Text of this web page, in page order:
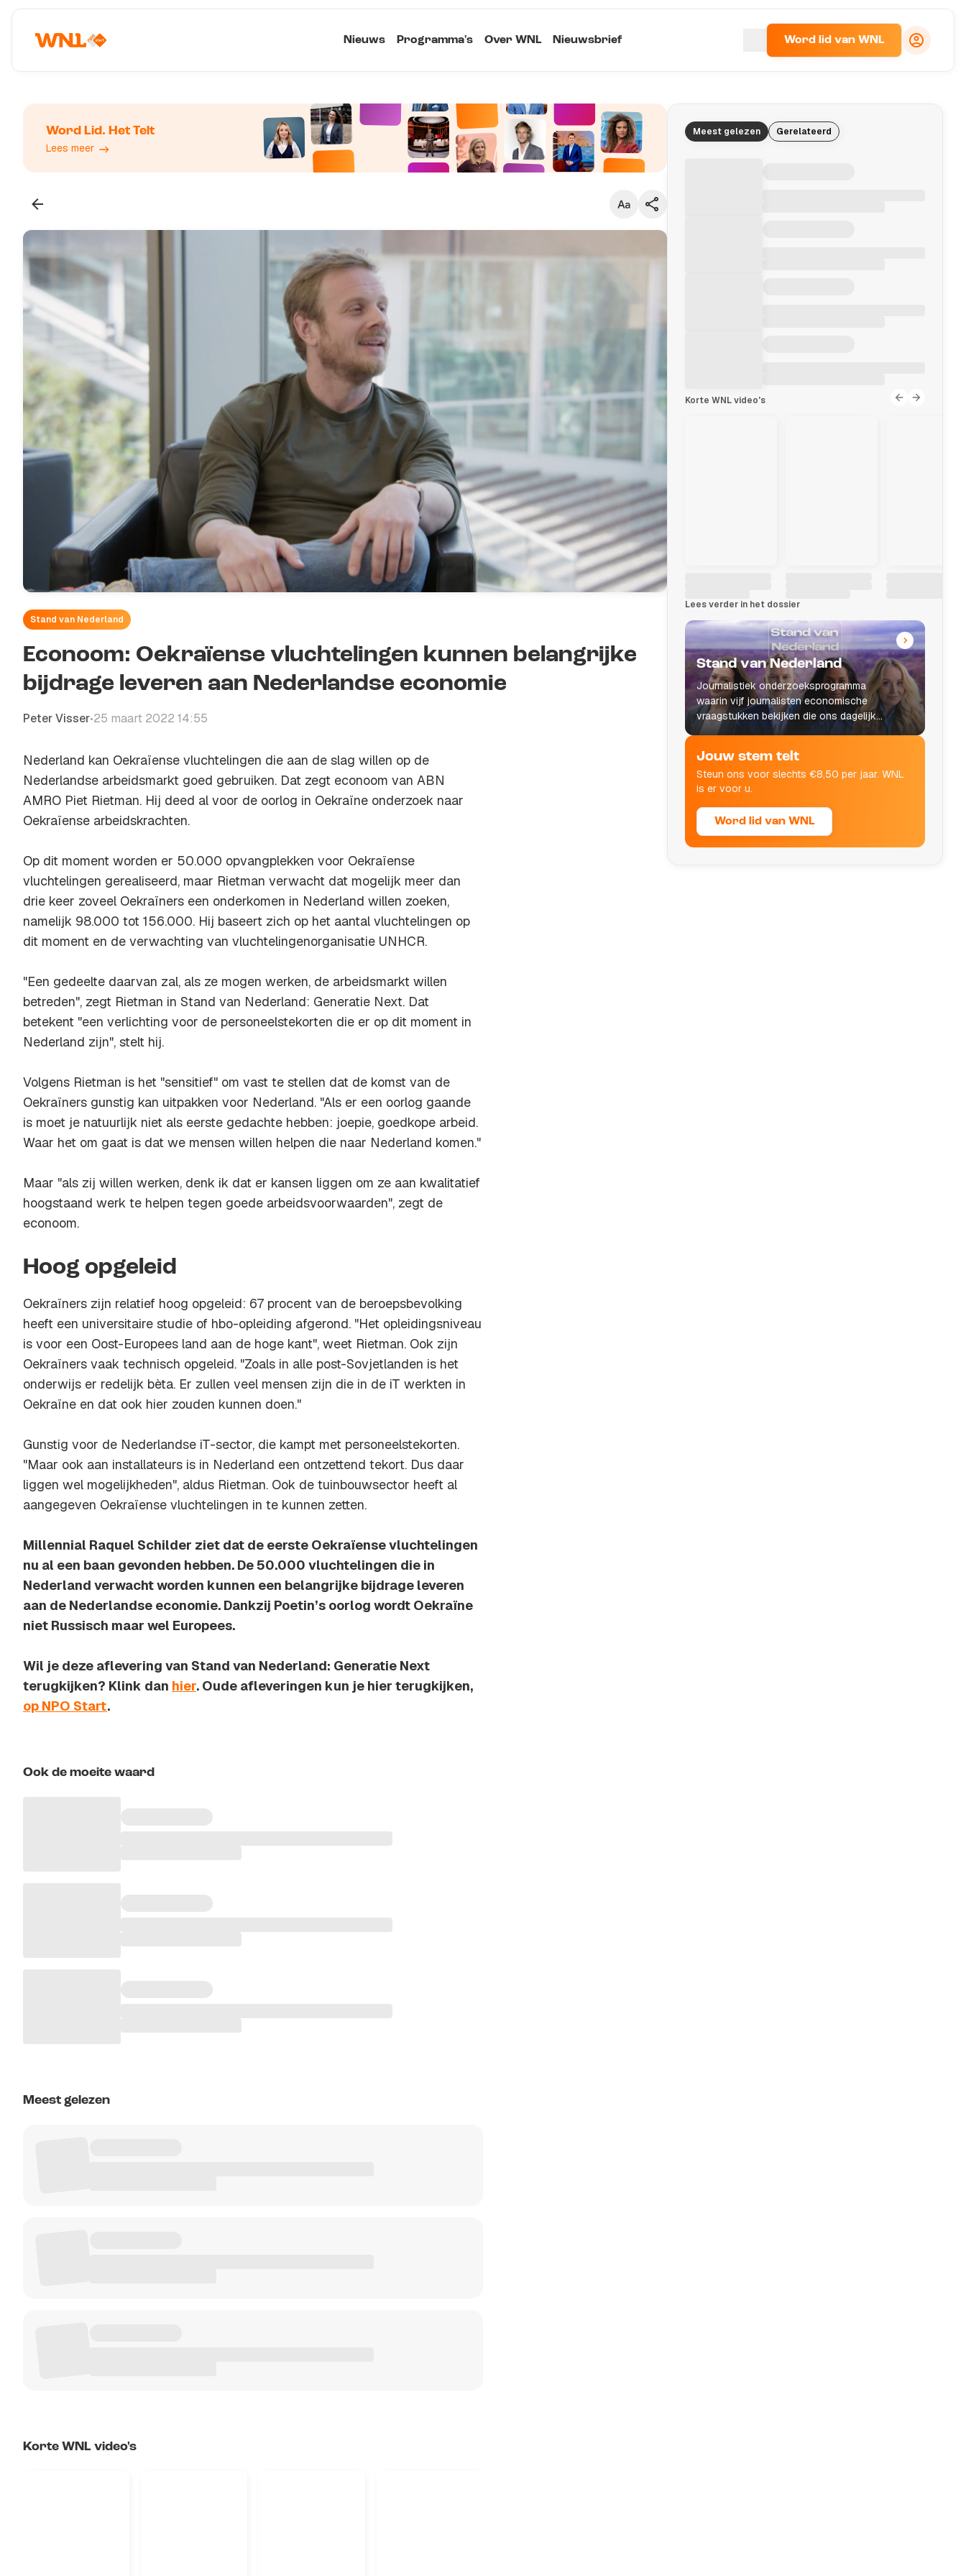
Nieuws Programma's Over WNL Nieuwsbrief Word lid van WNL
Word Lid. Het Telt
Lees meer
Stand van Nederland
Econoom: Oekraïense vluchtelingen kunnen belangrijke
bijdrage leveren aan Nederlandse economie
Peter Visser•25 maart 2022 14:55
Nederland kan Oekraïense vluchtelingen die aan de slag willen op de
Nederlandse arbeidsmarkt goed gebruiken. Dat zegt econoom van ABN
AMRO Piet Rietman. Hij deed al voor de oorlog in Oekraïne onderzoek naar
Oekraïense arbeidskrachten.
Op dit moment worden er 50.000 opvangplekken voor Oekraïense
vluchtelingen gerealiseerd, maar Rietman verwacht dat mogelijk meer dan
drie keer zoveel Oekraïners een onderkomen in Nederland willen zoeken,
namelijk 98.000 tot 156.000. Hij baseert zich op het aantal vluchtelingen op
dit moment en de verwachting van vluchtelingenorganisatie UNHCR.
"Een gedeelte daarvan zal, als ze mogen werken, de arbeidsmarkt willen
betreden", zegt Rietman in Stand van Nederland: Generatie Next. Dat
betekent "een verlichting voor de personeelstekorten die er op dit moment in
Nederland zijn", stelt hij.
Volgens Rietman is het "sensitief" om vast te stellen dat de komst van de
Oekraïners gunstig kan uitpakken voor Nederland. "Als er een oorlog gaande
is moet je natuurlijk niet als eerste gedachte hebben: joepie, goedkope arbeid.
Waar het om gaat is dat we mensen willen helpen die naar Nederland komen."
Maar "als zij willen werken, denk ik dat er kansen liggen om ze aan kwalitatief
hoogstaand werk te helpen tegen goede arbeidsvoorwaarden", zegt de
econoom.
Hoog opgeleid
Oekraïners zijn relatief hoog opgeleid: 67 procent van de beroepsbevolking
heeft een universitaire studie of hbo-opleiding afgerond. "Het opleidingsniveau
is voor een Oost-Europees land aan de hoge kant", weet Rietman. Ook zijn
Oekraïners vaak technisch opgeleid. "Zoals in alle post-Sovjetlanden is het
onderwijs er redelijk bèta. Er zullen veel mensen zijn die in de iT werkten in
Oekraïne en dat ook hier zouden kunnen doen."
Gunstig voor de Nederlandse iT-sector, die kampt met personeelstekorten.
"Maar ook aan installateurs is in Nederland een ontzettend tekort. Dus daar
liggen wel mogelijkheden", aldus Rietman. Ook de tuinbouwsector heeft al
aangegeven Oekraïense vluchtelingen in te kunnen zetten.
Millennial Raquel Schilder ziet dat de eerste Oekraïense vluchtelingen
nu al een baan gevonden hebben. De 50.000 vluchtelingen die in
Nederland verwacht worden kunnen een belangrijke bijdrage leveren
aan de Nederlandse economie. Dankzij Poetin’s oorlog wordt Oekraïne
niet Russisch maar wel Europees.
Wil je deze aflevering van Stand van Nederland: Generatie Next
terugkijken? Klink dan hier. Oude afleveringen kun je hier terugkijken,
op NPO Start.
Ook de moeite waard
Meest gelezen
Korte WNL video's
Meest gelezen Gerelateerd
Korte WNL video's
Lees verder in het dossier
Stand van Nederland
Journalistiek onderzoeksprogramma
waarin vijf journalisten economische
vraagstukken bekijken die ons dagelijks
leven raken.
Jouw stem telt
Steun ons voor slechts €8,50 per jaar. WNL
is er voor u.
Word lid van WNL